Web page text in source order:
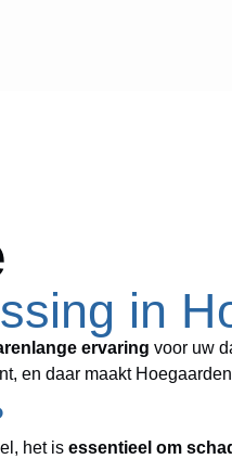
in
ervaring voor uw
en daar maakt
het is essentieel om